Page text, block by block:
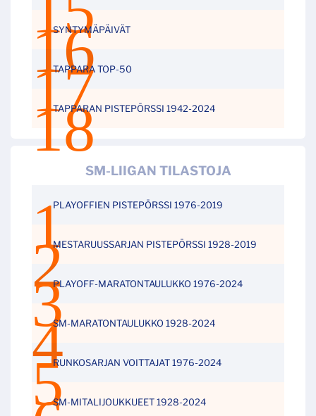
SYNTYMÄPÄIVÄT
TAPPARA TOP-50
TAPPARAN PISTEPÖRSSI 1942-2024
SM-LIIGAN TILASTOJA
PLAYOFFIEN PISTEPÖRSSI 1976-2019
MESTARUUSSARJAN PISTEPÖRSSI 1928-2019
PLAYOFF-MARATONTAULUKKO 1976-2024
SM-MARATONTAULUKKO 1928-2024
RUNKOSARJAN VOITTAJAT 1976-2024
SM-MITALIJOUKKUEET 1928-2024